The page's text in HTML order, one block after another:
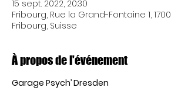
15 sept. 2022, 20:30
Fribourg, Rue la Grand-Fontaine 1, 1700
Fribourg, Suisse
À propos de l'événement
Garage Psych’ Dresden